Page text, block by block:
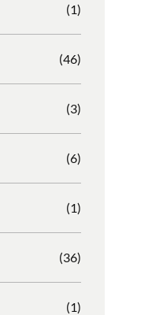
(1)
(46)
(3)
(6)
(1)
(36)
(1)